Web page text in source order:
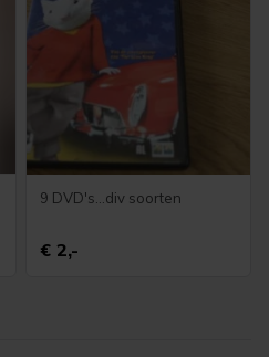
9 DVD's...div soorten
€ 2,-